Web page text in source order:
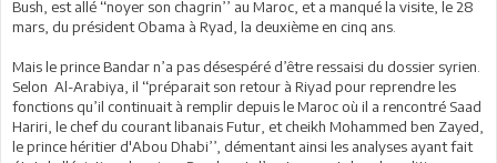
Bush, est allé ‘‘noyer son chagrin’’ au Maroc, et a manqué la visite, le 28
mars, du président Obama à Ryad, la deuxième en cinq ans.
Mais le prince Bandar n’a pas désespéré d’être ressaisi du dossier syrien.
Selon Al-Arabiya, il ‘‘préparait son retour à Riyad pour reprendre les
fonctions qu’il continuait à remplir depuis le Maroc où il a rencontré Saad
Hariri, le chef du courant libanais Futur, et cheikh Mohammed ben Zayed,
le prince héritier d'Abou Dhabi’’, démentant ainsi les analyses ayant fait